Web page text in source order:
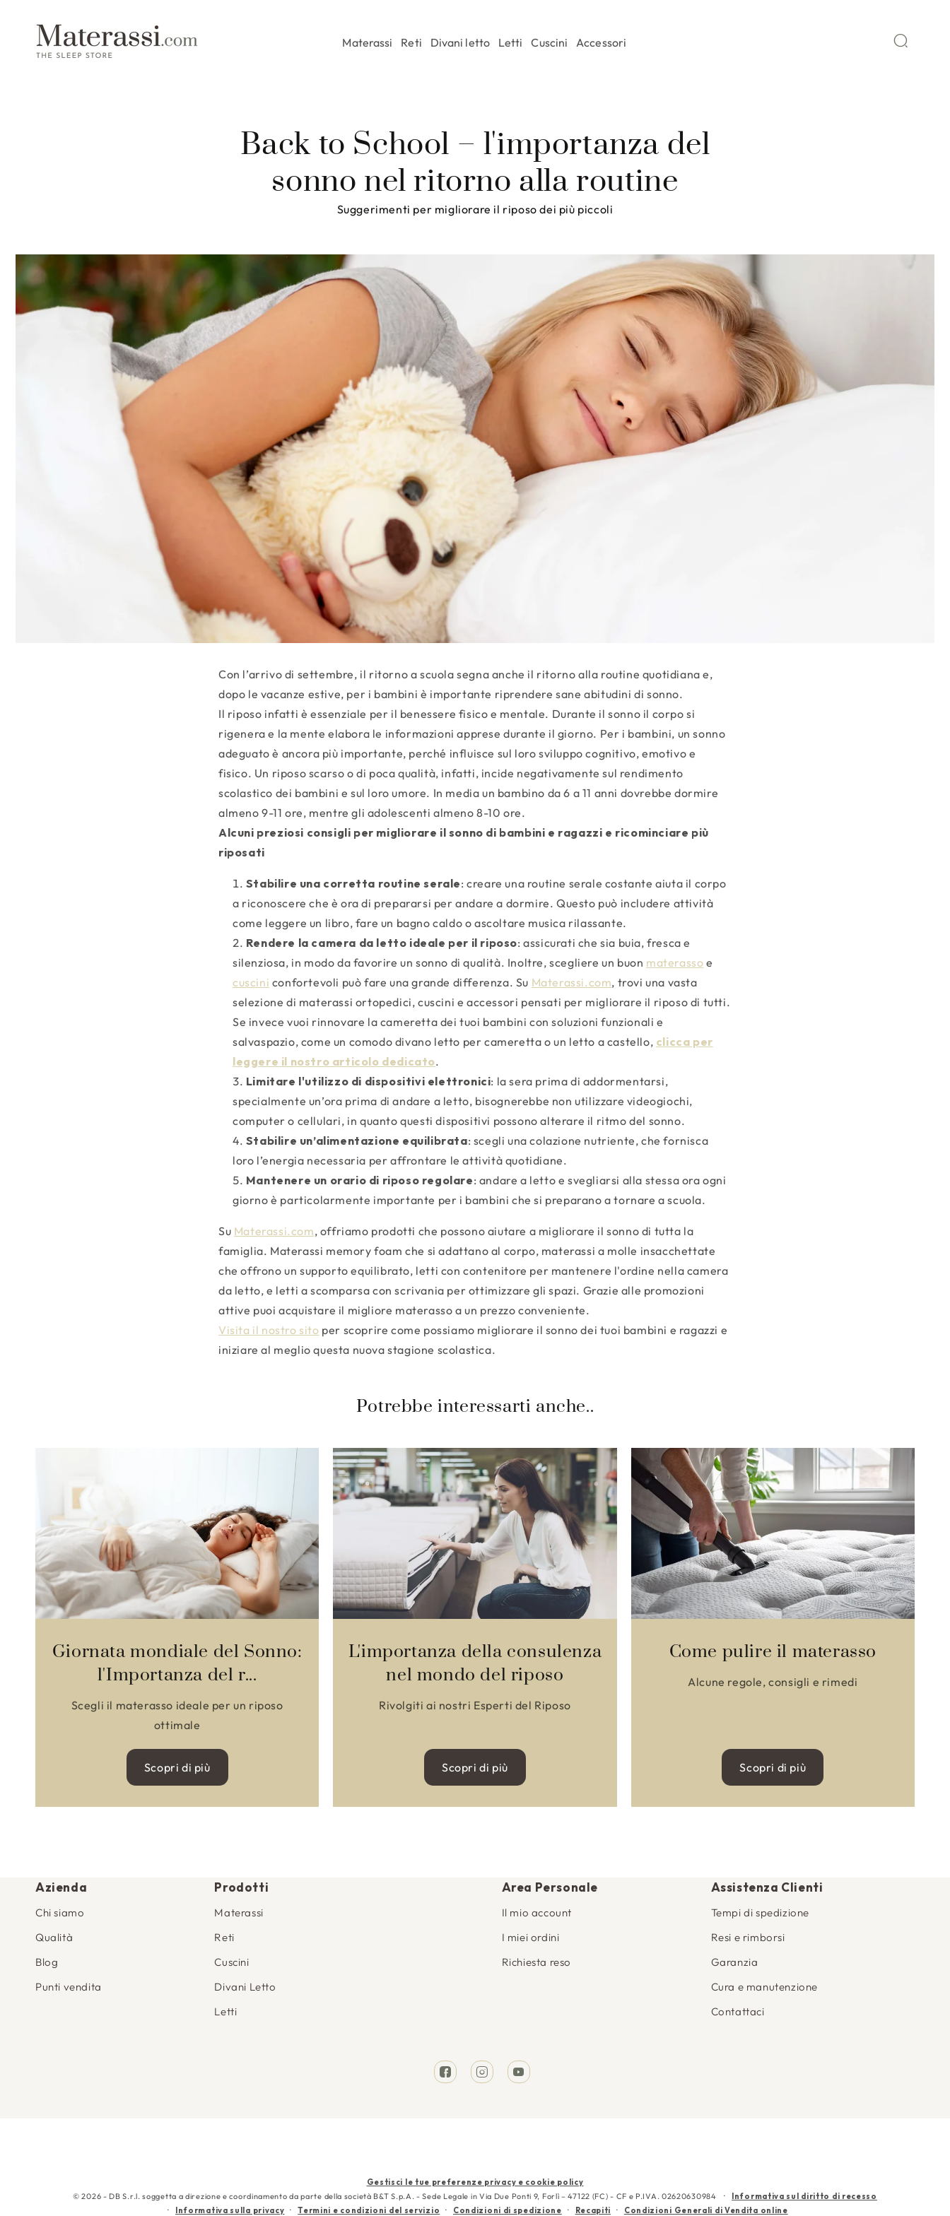
Materassi Reti Divani letto Letti Cuscini Accessori
Back to School – l'importanza del
sonno nel ritorno alla routine
Suggerimenti per migliorare il riposo dei più piccoli
Con l’arrivo di settembre, il ritorno a scuola segna anche il ritorno alla routine quotidiana e,
dopo le vacanze estive, per i bambini è importante riprendere sane abitudini di sonno.
Il riposo infatti è essenziale per il benessere fisico e mentale. Durante il sonno il corpo si
rigenera e la mente elabora le informazioni apprese durante il giorno. Per i bambini, un sonno
adeguato è ancora più importante, perché influisce sul loro sviluppo cognitivo, emotivo e
fisico. Un riposo scarso o di poca qualità, infatti, incide negativamente sul rendimento
scolastico dei bambini e sul loro umore. In media un bambino da 6 a 11 anni dovrebbe dormire
almeno 9-11 ore, mentre gli adolescenti almeno 8-10 ore.
Alcuni preziosi consigli per migliorare il sonno di bambini e ragazzi e ricominciare più
riposati
Stabilire una corretta routine serale: creare una routine serale costante aiuta il corpo
a riconoscere che è ora di prepararsi per andare a dormire. Questo può includere attività
come leggere un libro, fare un bagno caldo o ascoltare musica rilassante.
Rendere la camera da letto ideale per il riposo: assicurati che sia buia, fresca e
silenziosa, in modo da favorire un sonno di qualità. Inoltre, scegliere un buon materasso e
cuscini confortevoli può fare una grande differenza. Su Materassi.com, trovi una vasta
selezione di materassi ortopedici, cuscini e accessori pensati per migliorare il riposo di tutti.
Se invece vuoi rinnovare la cameretta dei tuoi bambini con soluzioni funzionali e
salvaspazio, come un comodo divano letto per cameretta o un letto a castello, clicca per
leggere il nostro articolo dedicato.
Limitare l'utilizzo di dispositivi elettronici: la sera prima di addormentarsi,
specialmente un’ora prima di andare a letto, bisognerebbe non utilizzare videogiochi,
computer o cellulari, in quanto questi dispositivi possono alterare il ritmo del sonno.
Stabilire un’alimentazione equilibrata: scegli una colazione nutriente, che fornisca
loro l’energia necessaria per affrontare le attività quotidiane.
Mantenere un orario di riposo regolare: andare a letto e svegliarsi alla stessa ora ogni
giorno è particolarmente importante per i bambini che si preparano a tornare a scuola.
Su Materassi.com, offriamo prodotti che possono aiutare a migliorare il sonno di tutta la
famiglia. Materassi memory foam che si adattano al corpo, materassi a molle insacchettate
che offrono un supporto equilibrato, letti con contenitore per mantenere l'ordine nella camera
da letto, e letti a scomparsa con scrivania per ottimizzare gli spazi. Grazie alle promozioni
attive puoi acquistare il migliore materasso a un prezzo conveniente.
Visita il nostro sito per scoprire come possiamo migliorare il sonno dei tuoi bambini e ragazzi e
iniziare al meglio questa nuova stagione scolastica.
Potrebbe interessarti anche..
Giornata mondiale del Sonno:
l'Importanza del r...
Scegli il materasso ideale per un riposo
ottimale
Scopri di più
L'importanza della consulenza
nel mondo del riposo
Rivolgiti ai nostri Esperti del Riposo
Scopri di più
Come pulire il materasso
Alcune regole, consigli e rimedi
Scopri di più
Azienda
Chi siamo
Qualità
Blog
Punti vendita
Prodotti
Materassi
Reti
Cuscini
Divani Letto
Letti
Area Personale
Il mio account
I miei ordini
Richiesta reso
Assistenza Clienti
Tempi di spedizione
Resi e rimborsi
Garanzia
Cura e manutenzione
Contattaci
FacebookInstagramYouTube
di
pagamento
Gestisci le tue preferenze privacy e cookie policy
© 2026 - DB S.r.l. soggetta a direzione e coordinamento da parte della società B&T S.p.A. - Sede Legale in Via Due Ponti 9, Forlì – 47122 (FC) - CF e P.IVA. 02620630984
Informativa sul diritto di recesso
Informativa sulla privacy
Termini e condizioni del servizio Condizioni di spedizione Recapiti Condizioni Generali di Vendita online